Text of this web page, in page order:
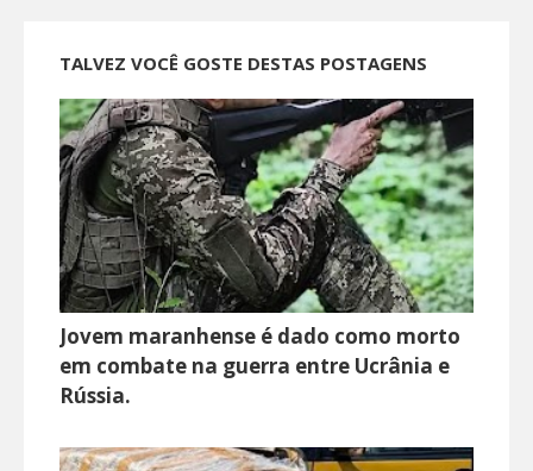
TALVEZ VOCÊ GOSTE DESTAS POSTAGENS
Jovem maranhense é dado como morto
em combate na guerra entre Ucrânia e
Rússia.